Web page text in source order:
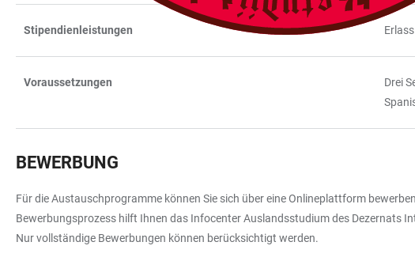
Stipendienleistungen
Voraussetzungen
Drei
BEWERBUNG
Für die Austauschprogramme können Sie sich über eine Onlineplattform
Bewerbungsprozess hilft Ihnen das Infocenter Auslandsstudium des Dezernats
Nur vollständige Bewerbungen können berücksichtigt werden.